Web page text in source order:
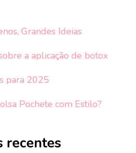
Grandes Ideias
a aplicação de botox
para 2025
Pochete com Estilo?
recentes